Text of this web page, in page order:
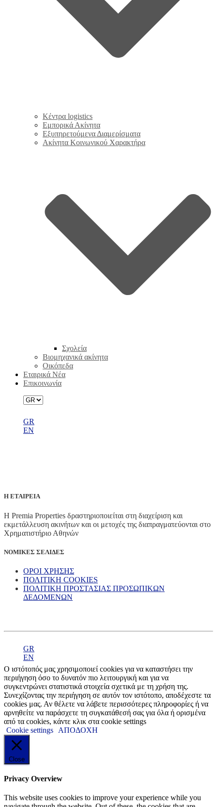
Κέντρα logistics
Εμπορικά Ακίνητα
Εξυπηρετούμενα Διαμερίσματα
Ακίνητα Κοινωνικού Χαρακτήρα
Σχολεία
Βιομηχανικά ακίνητα
Οικόπεδα
Εταιρικά Νέα
Επικοινωνία
GR
EN
Η ΕΤΑΙΡΕΙΑ
Η Premia Properties δραστηριοποιείται στη διαχείριση και
εκμετάλλευση ακινήτων και οι μετοχές της διαπραγματεύονται στο
Χρηματιστήριο Αθηνών
ΝΟΜΙΚΕΣ ΣΕΛΙΔΕΣ
ΟΡΟΙ ΧΡΗΣΗΣ
ΠΟΛΙΤΙΚΗ COOKIES
ΠΟΛΙΤΙΚΗ ΠΡΟΣΤΑΣΙΑΣ ΠΡΟΣΩΠΙΚΩΝ
ΔΕΔΟΜΕΝΩΝ
GR
EN
Ο ιστότοπός μας χρησιμοποιεί cookies για να καταστήσει την
περιήγηση όσο το δυνατόν πιο λειτουργική και για να
συγκεντρώνει στατιστικά στοιχεία σχετικά με τη χρήση της.
Συνεχίζοντας την περιήγηση σε αυτόν τον ιστότοπο, αποδέχεστε τα
cookies μας. Αν θέλετε να λάβετε περισσότερες πληροφορίες ή να
αρνηθείτε να παράσχετε τη συγκατάθεσή σας για όλα ή ορισμένα
από τα cookies, κάντε κλικ στα cookie settings
Cookie settings
ΑΠΟΔΟΧΗ
Close
Privacy Overview
This website uses cookies to improve your experience while you